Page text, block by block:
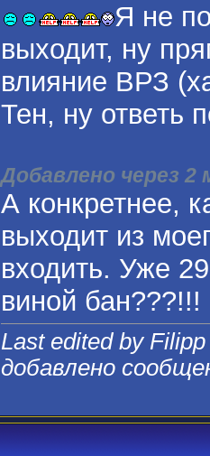
Я не
выходит, ну
влияние ВРЗ
Тен, ну ответь
Добавлено через
А конкретнее,
выходит из
входить. Уже
виной
Last edited by
добавлено